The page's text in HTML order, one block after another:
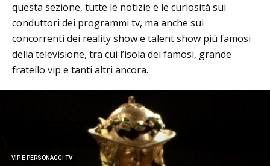
questa sezione, tutte le notizie e le curiosità sui
conduttori dei programmi tv, ma anche sui
concorrenti dei reality show e talent show più famosi
della televisione, tra cui l’isola dei famosi, grande
fratello vip e tanti altri ancora.
VIP E PERSONAGGI TV